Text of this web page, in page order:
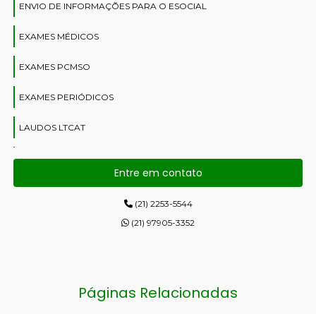
ENVIO DE INFORMAÇÕES PARA O ESOCIAL
EXAMES MÉDICOS
EXAMES PCMSO
EXAMES PERIÓDICOS
LAUDOS LTCAT
MEDICINA OCUPACIONAL
PGR
Entre em contato
(21) 2253-5544
(21) 97905-3352
Páginas Relacionadas